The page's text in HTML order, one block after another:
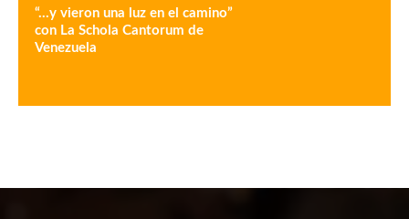
“…y vieron una luz en el camino”
con La Schola Cantorum de
Venezuela